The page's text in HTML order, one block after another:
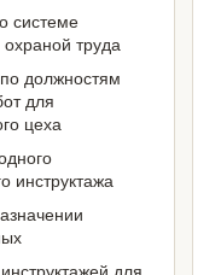
системе
труда
должностям
для
цеха
инструктажа